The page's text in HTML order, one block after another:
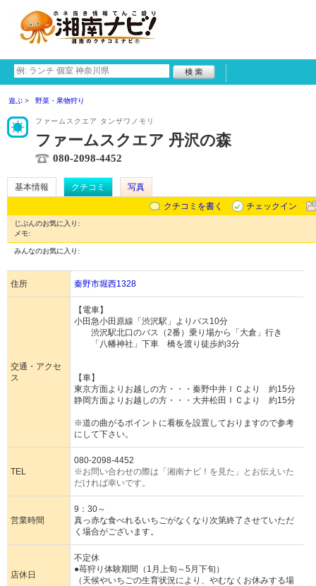
遊ぶ 野菜・果物狩り
ファームスクエア タンザワノモリ
ファームスクエア 丹沢の森
080-2098-4452
基本情報 クチコミ
写真
クチコミを書く
チェックイン
じぶんのお気に入り:
メモ:
みんなのお気に入り:
住所 秦野市堀西1328
交通・アクセ
ス
【電車】
小田急小田原線「渋沢駅」よりバス10分
渋沢駅北口のバス（2番）乗り場から「大倉」行き
「八幡神社」下車 橋を渡り徒歩約3分
【車】
東京方面よりお越しの方・・・秦野中井ＩＣより 約15分
静岡方面よりお越しの方・・・大井松田ＩＣより 約15分
※道の曲がるポイントに看板を設置しておりますので参考
にして下さい。
TEL
080-2098-4452
※お問い合わせの際は「湘南ナビ！を見た」とお伝えいた
だければ幸いです。
営業時間
9：30～
真っ赤な食べれるいちごがなくなり次第終了させていただ
く場合がございます。
店休日
不定休
●苺狩り体験期間（1月上旬～5月下旬）
（天候やいちごの生育状況により、やむなくお休みする場